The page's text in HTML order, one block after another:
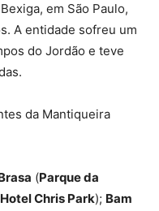
em São Paulo,
A entidade sofreu um
do Jordão e teve
da Mantiqueira
(Parque da
Hotel Chris Park); Bam